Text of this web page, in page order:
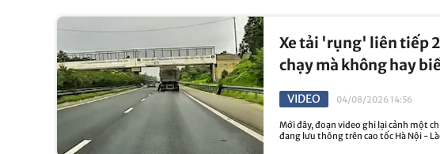
Xe tải 'rụng' liên tiếp
chạy mà không hay
VIDEO 04/08/2026 14:56
Mới đây, đoạn video ghi lại cảnh một
đang lưu thông trên cao tốc Hà Nội -